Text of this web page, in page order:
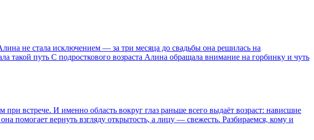
не стала исключением — за три месяца до свадьбы она решилась на
такой путь С подросткового возраста Алина обращала внимание на горбинку и чуть
встрече. И именно область вокруг глаз раньше всего выдаёт возраст: нависшие
вернуть взгляду открытость, а лицу — свежесть. Разбираемся, кому и